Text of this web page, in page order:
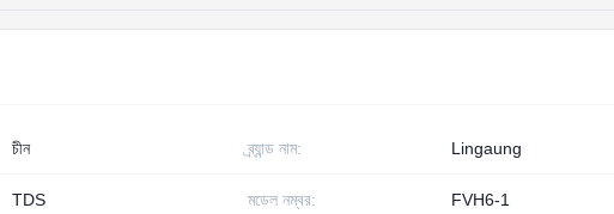
চীন ব্র্যান্ড নাম: Lingaung
TDS মডেল নম্বর: FVH6-1